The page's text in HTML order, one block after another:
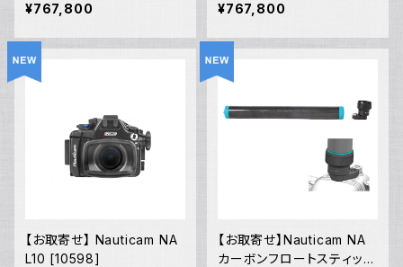
¥767,800
¥767,800
【お取寄せ】 Nauticam NA
L10 [10598]
【お取寄せ】Nauticam NA
カーボンフロートスティック